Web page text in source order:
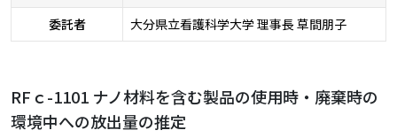
委託者
大分県立看護科学大学 理事長 草間朋子
RFｃ-1101 ナノ材料を含む製品の使用時・廃棄時の
環境中への放出量の推定